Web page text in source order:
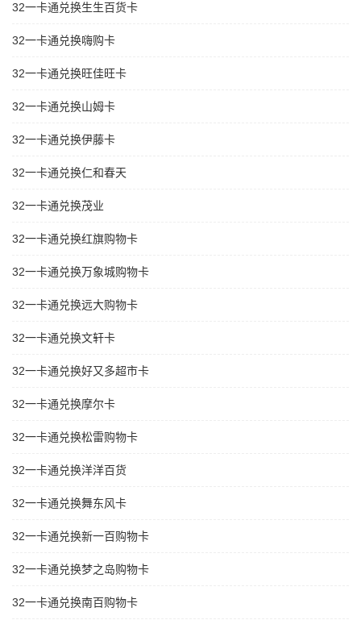
32一卡通兑换生生百货卡
32一卡通兑换嗨购卡
32一卡通兑换旺佳旺卡
32一卡通兑换山姆卡
32一卡通兑换伊藤卡
32一卡通兑换仁和春天
32一卡通兑换茂业
32一卡通兑换红旗购物卡
32一卡通兑换万象城购物卡
32一卡通兑换远大购物卡
32一卡通兑换文轩卡
32一卡通兑换好又多超市卡
32一卡通兑换摩尔卡
32一卡通兑换松雷购物卡
32一卡通兑换洋洋百货
32一卡通兑换舞东风卡
32一卡通兑换新一百购物卡
32一卡通兑换梦之岛购物卡
32一卡通兑换南百购物卡